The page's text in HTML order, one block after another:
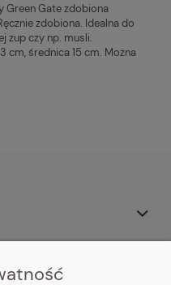
Green Gate zdobiona
zdobiona. Idealna do
zup czy np. musli.
średnica 15 cm. Można